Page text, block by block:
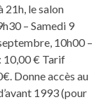
21h, le salon
– Samedi 9
10h00 –
10,00 € Tarif
Donne accès au
1993 (pour